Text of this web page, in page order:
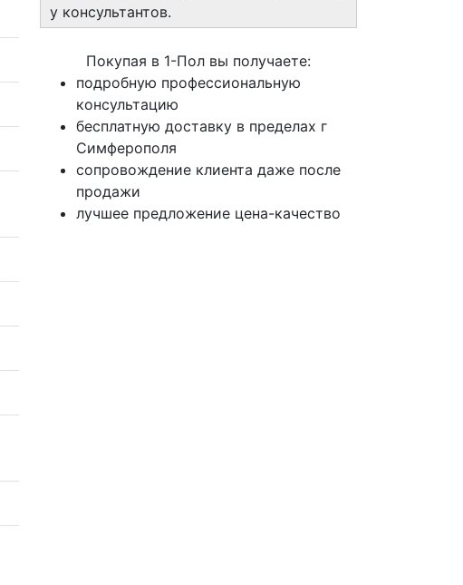
у консультантов.
Покупая в 1-Пол вы получаете:
подробную профессиональную
консультацию
бесплатную доставку в пределах г
Симферополя
сопровождение клиента даже после
продажи
лучшее предложение цена-качество